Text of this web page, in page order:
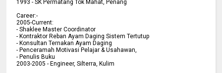
1993 - SK Permatang Tok Mahat, Penang
Career:-
2005-Current:
- Shaklee Master Coordinator
- Kontraktor Reban Ayam Daging Sistem Tertutup
- Konsultan Ternakan Ayam Daging
- Penceramah Motivasi Pelajar & Usahawan,
- Penulis Buku
2003-2005 -Engineer, Silterra, Kulim